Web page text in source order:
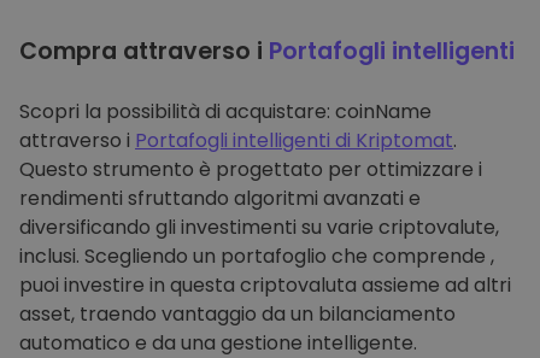
Compra attraverso i Portafogli intelligenti
Scopri la possibilità di acquistare: coinName
attraverso i Portafogli intelligenti di Kriptomat.
Questo strumento è progettato per ottimizzare i
rendimenti sfruttando algoritmi avanzati e
diversificando gli investimenti su varie criptovalute,
inclusi. Scegliendo un portafoglio che comprende ,
puoi investire in questa criptovaluta assieme ad altri
asset, traendo vantaggio da un bilanciamento
automatico e da una gestione intelligente.